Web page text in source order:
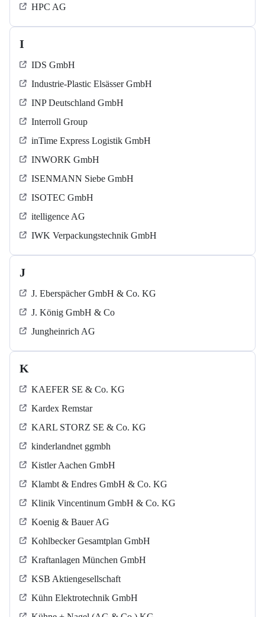
HPC AG
I
IDS GmbH
Industrie-Plastic Elsässer GmbH
INP Deutschland GmbH
Interroll Group
inTime Express Logistik GmbH
INWORK GmbH
ISENMANN Siebe GmbH
ISOTEC GmbH
itelligence AG
IWK Verpackungstechnik GmbH
J
J. Eberspächer GmbH & Co. KG
J. König GmbH & Co
Jungheinrich AG
K
KAEFER SE & Co. KG
Kardex Remstar
KARL STORZ SE & Co. KG
kinderlandnet ggmbh
Kistler Aachen GmbH
Klambt & Endres GmbH & Co. KG
Klinik Vincentinum GmbH & Co. KG
Koenig & Bauer AG
Kohlbecker Gesamtplan GmbH
Kraftanlagen München GmbH
KSB Aktiengesellschaft
Kühn Elektrotechnik GmbH